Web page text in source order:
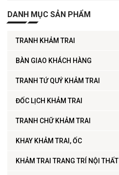
DANH MỤC SẢN PHẨM
TRANH KHẢM TRAI
BÀN GIAO KHÁCH HÀNG
TRANH TỨ QUÝ KHẢM TRAI
ĐỐC LỊCH KHẢM TRAI
TRANH CHỮ KHẢM TRAI
KHAY KHẢM TRAI, ỐC
KHẢM TRAI TRANG TRÍ NỘI THẤT